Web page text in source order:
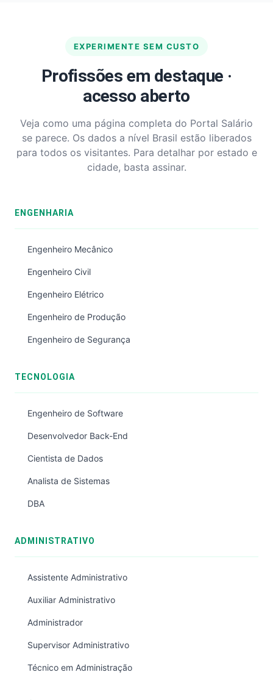
EXPERIMENTE SEM CUSTO
Profissões em destaque ·
acesso aberto
Veja como uma página completa do Portal Salário
se parece. Os dados a nível Brasil estão liberados
para todos os visitantes. Para detalhar por estado e
cidade, basta assinar.
ENGENHARIA
Engenheiro Mecânico
Engenheiro Civil
Engenheiro Elétrico
Engenheiro de Produção
Engenheiro de Segurança
TECNOLOGIA
Engenheiro de Software
Desenvolvedor Back-End
Cientista de Dados
Analista de Sistemas
DBA
ADMINISTRATIVO
Assistente Administrativo
Auxiliar Administrativo
Administrador
Supervisor Administrativo
Técnico em Administração